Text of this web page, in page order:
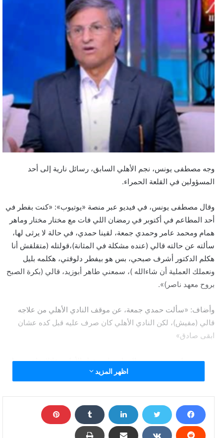
وجه مصطفى يونس، نجم الأهلي السابق، رسائل نارية إلى أحد
المسؤولين في القلعة الحمراء.
وقال مصطفى يونس، في فيديو عبر منصة «يوتيوب»: «كنت بفطر في
أحد المطاعم في أكتوبر في رمضان اللي فات مع مختار مختار وماهر
همام ومحمد عامر وحمدي جمعة، لقينا حمدي، في حالة لا يرثى لها،
سألته عن حالته قالي (عنده مشكلة في المثانة)،قولتله (متقلقش أنا
هكلم الدكتور أشرف صبحي، بس هو بيفطر دلوقتي، هكلمه بليل
ونعملك العملية أن شاءالله )، سمعني طاهر أبوزيد، قالي (بكرة الصبح
بروح معهد ناصر)».
وأضاف: «سألت حمدي جمعة، عن موقف النادي الأهلي من علاجه
قالي (مفيش)، لكن النادي الأهلي كان صرف عليه قبل كده عشان
ابقى صادق»
ووجه مصطفى يونس، رسالة نارية لمسؤول الأهلي، قائلا: «اعتبره يا
مشاءالله 100 واحد بيعالجك وانت مش محتاج أصلًا، ربنا يزيدك عشان
ربنا هيحاسبك على ده مش انت لواحدك، ولكن ربنا يعفو عنك وربنا
يشفيك، وحسبي الله ونعم الوكيل».
اظهر المزيد